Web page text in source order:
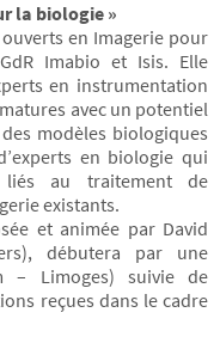
la biologie »
en Imagerie pour
Imabio et Isis. Elle
en instrumentation
avec un potentiel
modèles biologiques
en biologie qui
liés au traitement de
existants.
et animée par David
débutera par une
– Limoges) suivie de
reçues dans le cadre